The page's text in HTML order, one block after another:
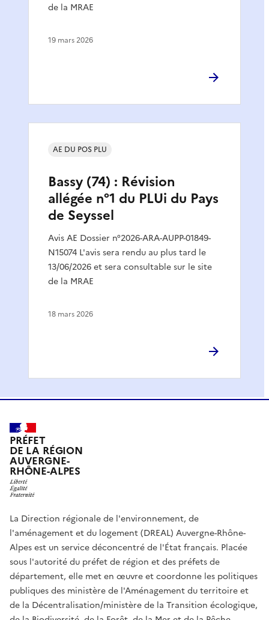
de la MRAE
19 mars 2026
Bassy (74) : Révision
allégée n°1 du PLUi du Pays
de Seyssel
Avis AE Dossier n°2026-ARA-AUPP-01849-
N15074 L'avis sera rendu au plus tard le
13/06/2026 et sera consultable sur le site
de la MRAE
AE DU POS PLU
18 mars 2026
PRÉFET
DE LA RÉGION
AUVERGNE-
RHÔNE-ALPES
La Direction régionale de l'environnement, de
l'aménagement et du logement (DREAL) Auvergne-Rhône-
Alpes est un service déconcentré de l'État français. Placée
sous l'autorité du préfet de région et des préfets de
département, elle met en œuvre et coordonne les politiques
publiques des ministère de l'Aménagement du territoire et
de la Décentralisation/ministère de la Transition écologique,